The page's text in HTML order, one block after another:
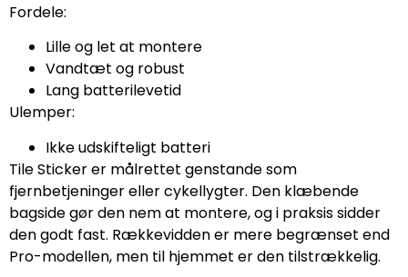
Fordele:
Lille og let at montere
Vandtæt og robust
Lang batterilevetid
Ulemper:
Ikke udskifteligt batteri
Tile Sticker er målrettet genstande som
fjernbetjeninger eller cykellygter. Den klæbende
bagside gør den nem at montere, og i praksis sidder
den godt fast. Rækkevidden er mere begrænset end
Pro-modellen, men til hjemmet er den tilstrækkelig.